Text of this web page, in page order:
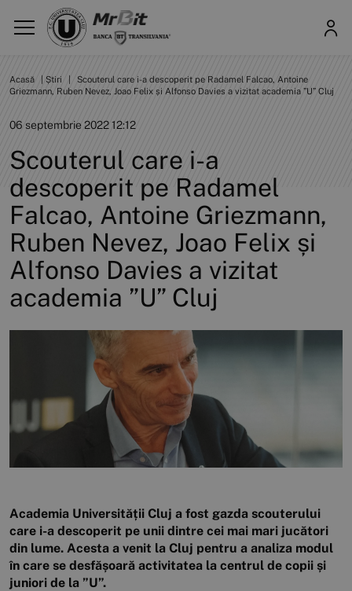
Acasă Știri
Scouterul care i-a descoperit pe Radamel Falcao, Antoine
Griezmann, Ruben Nevez, Joao Felix și Alfonso Davies a vizitat academia ”U” Cluj
06 septembrie 2022 12:12
Scouterul care i-a
descoperit pe Radamel
Falcao, Antoine Griezmann,
Ruben Nevez, Joao Felix și
Alfonso Davies a vizitat
academia ”U” Cluj
Academia Universității Cluj a fost gazda scouterului
care i-a descoperit pe unii dintre cei mai mari jucători
din lume. Acesta a venit la Cluj pentru a analiza modul
în care se desfășoară activitatea la centrul de copii și
juniori de la ”U”.